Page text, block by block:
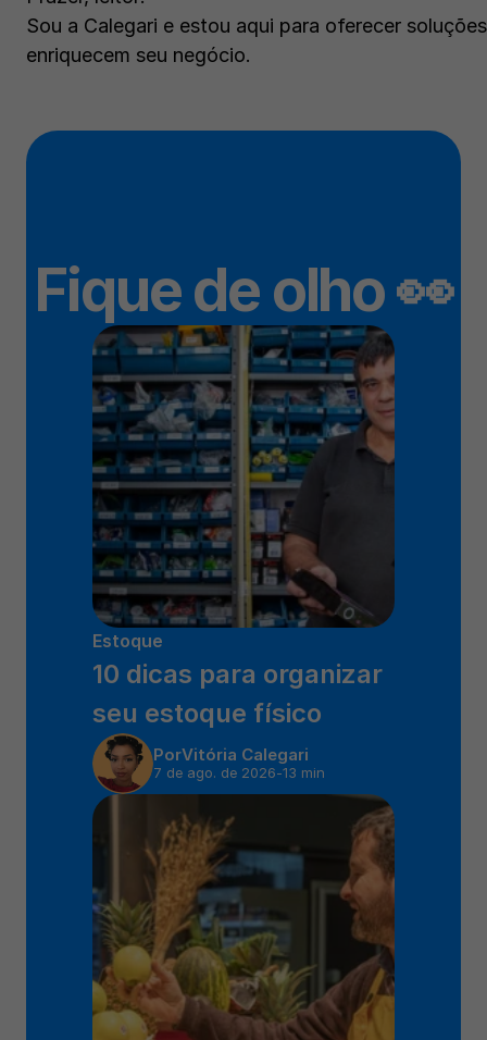
Sou a Calegari e estou aqui para oferecer
enriquecem seu negócio.
Fique de olho 👀
Estoque
10 dicas para organizar
seu estoque físico
PorVitória Calegari
7 de ago. de 2026-13 min